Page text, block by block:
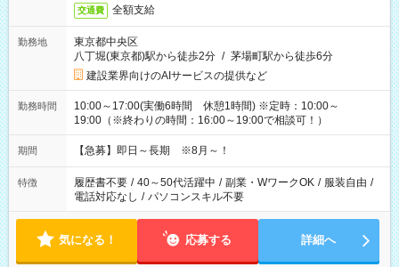
交通費 全額支給
勤務地
東京都中央区
八丁堀(東京都)駅から徒歩2分 / 茅場町駅から徒歩6分
建設業界向けのAIサービスの提供など
勤務時間
10:00～17:00(実働6時間 休憩1時間) ※定時：10:00～
19:00（※終わりの時間：16:00～19:00で相談可！）
期間 【急募】即日～長期 ※8月～！
特徴 履歴書不要 / 40～50代活躍中 / 副業・WワークOK / 服装自由 /
電話対応なし / パソコンスキル不要
気になる！ 応募する 詳細へ